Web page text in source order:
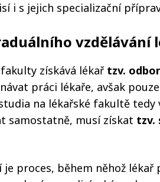
i s jejich specializační
vzdělávání
získává lékař tzv.
práci lékaře, avšak
na lékařské fakultě tedy
samostatně, musí získat tzv.
je proces, během něhož